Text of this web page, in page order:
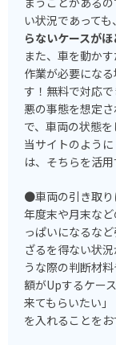
い状況であって
らないケースが
また、車を動か
作業が必要にな
す！無料で対応
悪の事態を想定
で、車両の状態を
当サイトのよう
は、そちらを活
●車両の引き取り
年度末や月末な
っぱいになるな
ざるを得ない状
うな際の判断材
額がUpするケー
来てもらいたい
を入れることをお